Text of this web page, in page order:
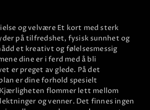
og velvære Et kort med sterk
på tilfredshet, fysisk sunnhet og
et kreativt og følelsesmessig
dine er i ferd med å bli
er preget av glede. På det
er dine forhold spesielt
flommer lett mellom
og venner. Det finnes ingen